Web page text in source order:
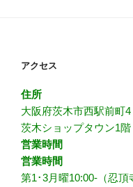
アクセス
住所
大阪府茨木市西駅前町4
茨木ショップタウン1階
営業時間
営業時間
第1･3月曜10:00-（忍頂